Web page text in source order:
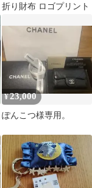
折り財布 ロゴプリント
¥23,000
ぽんこつ様専用。